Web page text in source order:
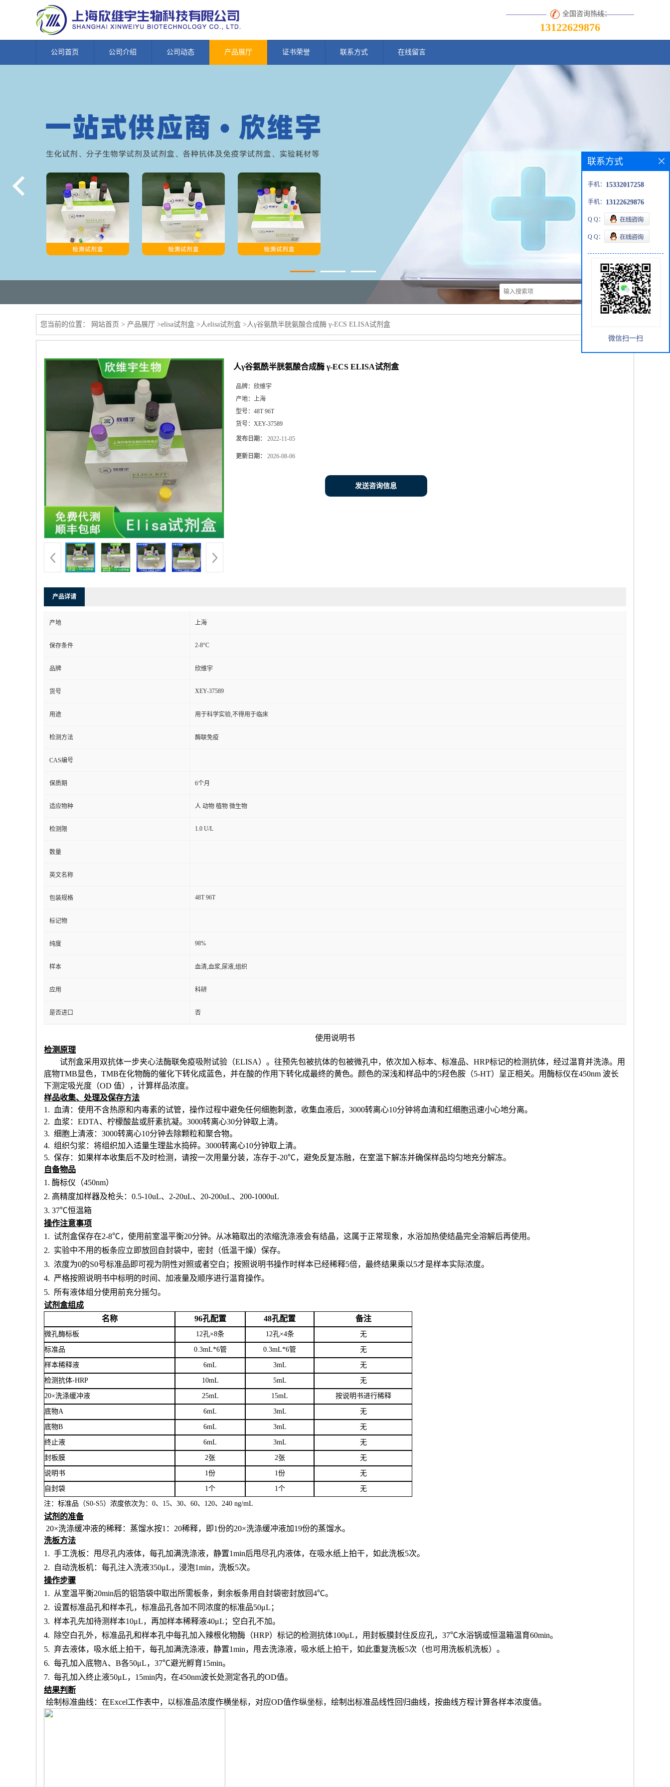
全国咨询热线：
13122629876
公司首页 公司介绍 公司动态 产品展厅 证书荣誉 联系方式 在线留言
您当前的位置： 网站首页 > 产品展厅 >elisa试剂盒 >人elisa试剂盒 >人γ谷氨酰半胱氨酸合成酶 γ-ECS ELISA试剂盒
人γ谷氨酰半胱氨酸合成酶 γ-ECS ELISA试剂盒
品牌： 欣维宇
产地： 上海
型号： 48T 96T
货号： XEY-37589
发布日期： 2022-11-05
更新日期： 2026-08-06
发送咨询信息
产品详请
产地 上海
保存条件 2-8°C
品牌 欣维宇
货号 XEY-37589
用途 用于科学实验,不得用于临床
检测方法 酶联免疫
CAS编号
保质期 6个月
适应物种 人 动物 植物 微生物
检测限 1.0 U/L
数量
英文名称
包装规格 48T 96T
标记物
纯度 98%
样本 血清,血浆,尿液,组织
应用 科研
是否进口 否
使用说明书
检测原理
试剂盒采用双抗体一步夹心法酶联免疫吸附试验（ELISA）。往预先包被抗体的包被微孔中，依次加入标本、标准品、HRP标记的检测抗体，经过温育并洗涤。用
底物TMB显色，TMB在化物酶的催化下转化成蓝色，并在酸的作用下转化成最终的黄色。颜色的深浅和样品中的5羟色胺（5-HT） 呈正相关。用酶标仪在450nm 波长
下测定吸光度（OD 值），计算样品浓度。
样品收集、处理及保存方法
1. 血清：使用不含热原和内毒素的试管，操作过程中避免任何细胞刺激，收集血液后，3000转离心10分钟将血清和红细胞迅速小心地分离。
2. 血浆：EDTA、柠檬酸盐或肝素抗凝。3000转离心30分钟取上清。
3. 细胞上清液：3000转离心10分钟去除颗粒和聚合物。
4. 组织匀浆：将组织加入适量生理盐水捣碎。3000转离心10分钟取上清。
5. 保存：如果样本收集后不及时检测，请按一次用量分装，冻存于-20℃，避免反复冻融，在室温下解冻并确保样品均匀地充分解冻。
自备物品
1. 酶标仪（450nm）
2. 高精度加样器及枪头： 0.5-10uL、2-20uL、20-200uL、200-1000uL
3. 37℃恒温箱
操作注意事项
1. 试剂盒保存在2-8℃，使用前室温平衡20分钟。从冰箱取出的浓缩洗涤液会有结晶，这属于正常现象，水浴加热使结晶完全溶解后再使用。
2. 实验中不用的板条应立即放回自封袋中，密封（低温干燥）保存。
3. 浓度为0的S0号标准品即可视为阴性对照或者空白；按照说明书操作时样本已经稀释5倍，最终结果乘以5才是样本实际浓度。
4. 严格按照说明书中标明的时间、加液量及顺序进行温育操作。
5. 所有液体组分使用前充分摇匀。
试剂盒组成
名称
96孔配置 48孔配置 备注
微孔酶标板 12孔×8条 12孔×4条 无
标准品 0.3mL*6管 0.3mL*6管 无
样本稀释液 6mL 3mL 无
检测抗体-HRP 10mL 5mL 无
20×洗涤缓冲液 25mL 15mL 按说明书进行稀释
底物A 6mL 3mL 无
底物B 6mL 3mL 无
终止液 6mL 3mL 无
封板膜 2张 2张 无
说明书 1份 1份 无
自封袋 1个 1个
无
注：标准品（S0-S5）浓度依次为： 0、15、30、60、120、240 ng/mL
试剂的准备
20×洗涤缓冲液的稀释：蒸馏水按1：20稀释，即1份的20×洗涤缓冲液加19份的蒸馏水。
洗板方法
1. 手工洗板：甩尽孔内液体，每孔加满洗涤液，静置1min后甩尽孔内液体，在吸水纸上拍干，如此洗板5次。
2.
自动洗板机：每孔注入洗液350μL，浸泡1min，洗板5次。
操作步骤
1.
从室温平衡20min后的铝箔袋中取出所需板条，剩余板条用自封袋密封放回4℃。
2. 设置标准品孔和样本孔，标准品孔各加不同浓度的标准品50μL；
3. 样本孔先加待测样本10μL，再加样本稀释液40μL； 空白孔不加。
4.
除空白孔外， 标准品孔和样本孔中每孔加入辣根化物酶（HRP）标记的检测抗体100μL，用封板膜封住反应孔，37℃水浴锅或恒温箱温育60min。
5. 弃去液体，吸水纸上拍干，每孔加满洗涤液，静置1min，甩去洗涤液，吸水纸上拍干，如此重复洗板5次（也可用洗板机洗板）。
6. 每孔加入底物A、B各50μL，37℃避光孵育15min。
7. 每孔加入终止液50μL，15min内，在450nm波长处测定各孔的OD值。
结果判断
绘制标准曲线：在Excel工作表中，以标准品浓度作横坐标，对应OD值作纵坐标，绘制出标准品线性回归曲线，按曲线方程计算各样本浓度值。
联系方式
手机： 15332017258
手机： 13122629876
Q Q：
Q Q：
微信扫一扫